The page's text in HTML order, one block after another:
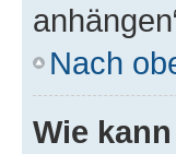
Nach
Wie